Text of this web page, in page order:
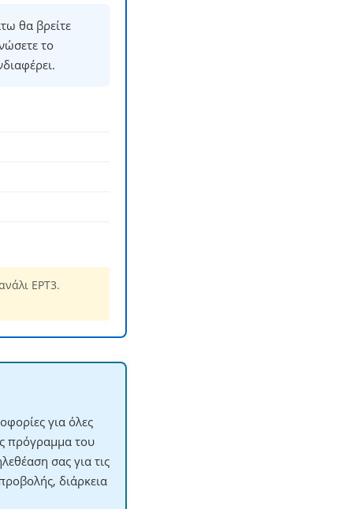
θα βρείτε
το
ΕΡΤ3.
για όλες
πρόγραμμα του
σας για τις
διάρκεια